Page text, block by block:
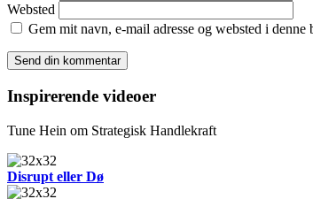
Websted
Gem mit navn, e-mail adresse og websted i
Inspirerende videoer
Tune Hein om Strategisk Handlekraft
Disrupt eller Dø